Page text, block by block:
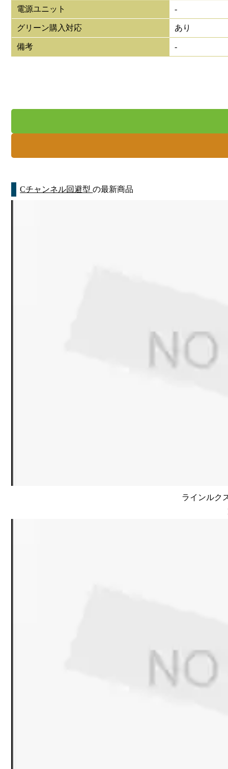
電源ユニット -
グリーン購入対応 あり
備考 -
Cチャンネル回避型の最新商品
ラインルク